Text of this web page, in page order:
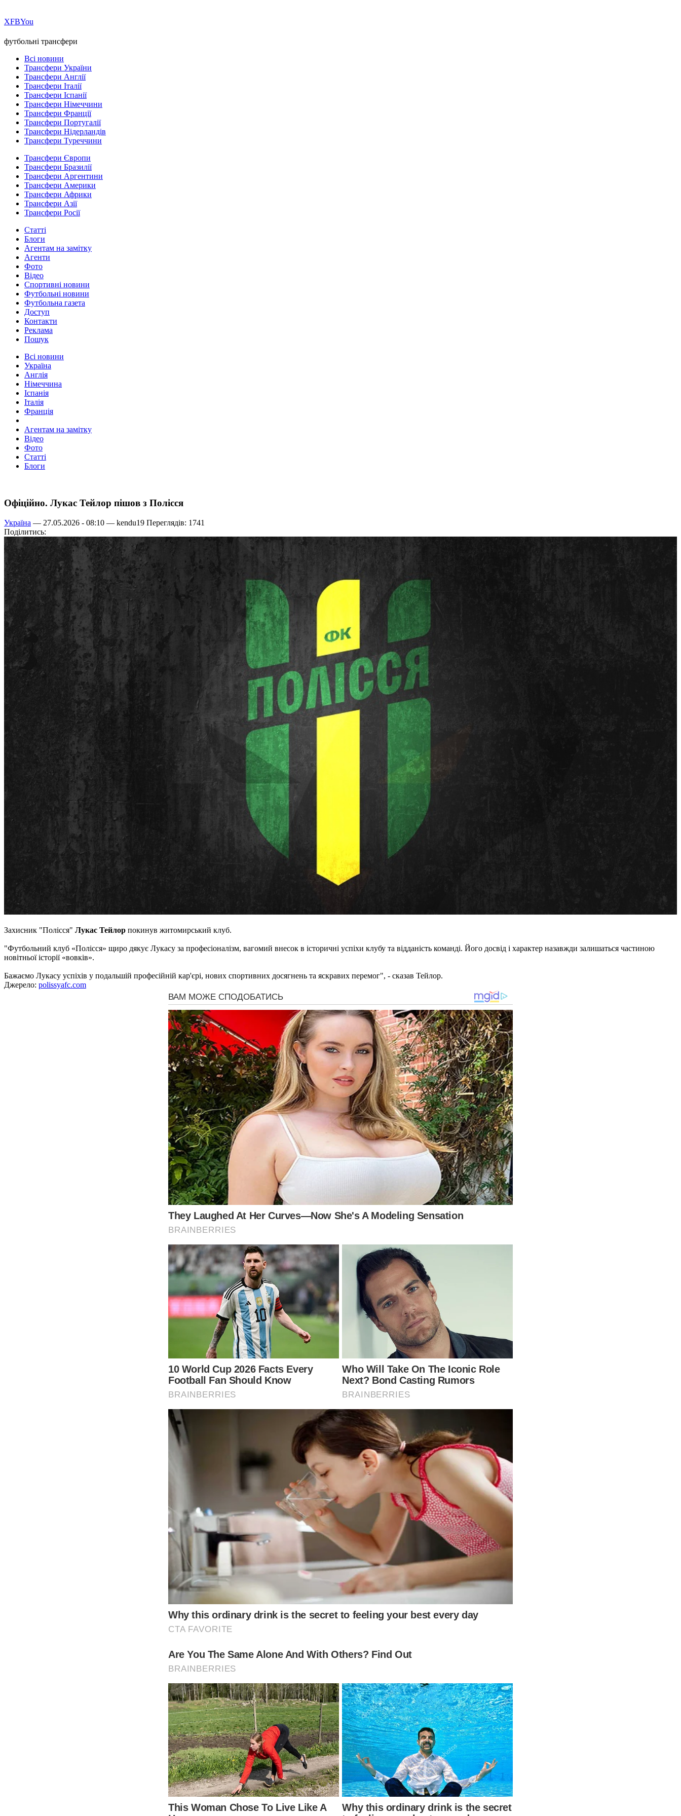
ХFBYou
футбольні трансфери
Всі новини
Трансфери України
Трансфери Англії
Трансфери Італії
Трансфери Іспанії
Трансфери Німеччини
Трансфери Франції
Трансфери Португалії
Трансфери Нідерландів
Трансфери Туреччини
Трансфери Європи
Трансфери Бразилії
Трансфери Аргентини
Трансфери Америки
Трансфери Африки
Трансфери Азії
Трансфери Росії
Статті
Блоги
Агентам на замітку
Агенти
Фото
Відео
Спортивні новини
Футбольні новини
Футбольна газета
Доступ
Контакти
Реклама
Пошук
Всі новини
Україна
Англія
Німеччина
Іспанія
Італія
Франція
Агентам на замітку
Відео
Фото
Статті
Блоги
Офіційно. Лукас Тейлор пішов з Полісся
Україна — 27.05.2026 - 08:10 — kendu19 Переглядів: 1741
Поділитись:
Захисник "Полісся" Лукас Тейлор покинув житомирський клуб.
"Футбольний клуб «Полісся» щиро дякує Лукасу за професіоналізм, вагомий внесок в історичні успіхи клубу та відданість команді. Його досвід і характер назавжди залишаться частиною
новітньої історії «вовків».
Бажаємо Лукасу успіхів у подальшій професійній кар'єрі, нових спортивних досягнень та яскравих перемог", - сказав Тейлор.
Джерело: polissyafc.com